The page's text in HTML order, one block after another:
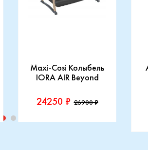
Maxi-Cosi Колыбель
IORA AIR Beyond
24250 ₽ 26900 ₽
Производитель::